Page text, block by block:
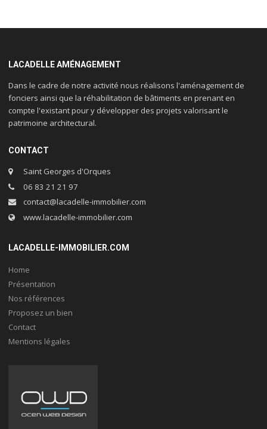
LACADELLE AMÉNAGEMENT
Dans le cadre de notre activité nous réalisons l'aménagement de
fonciers ainsi que la réhabilitation de bâtiments en prenant en
compte l'existant pour y développer des projets valorisant le
patrimoine architectural.
CONTACT
Saint Georges d'Orques
06 83 21 21 97
contact@lacadelle-immobilier.com
www.lacadelle-immobilier.com
LACADELLE-IMMOBILIER.COM
Home
Présentation
Nos références
Proposez un bien
Contact
Mentions légales